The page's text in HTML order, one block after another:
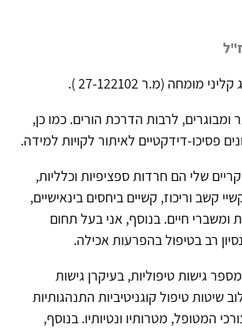
מומחה (מ.ר 27-122102 ).
ומבוגרים, לרבות הדרכת הורים. כמו כן,
פסיכו-דידקטיים לאיתור לקויות למידה.
שלי הם חרדות ספציפיות וכלליות,
קשב וריכוז, קשיים ביחסים בינאישיים,
ומשברי חיים. בנוסף, אני בעל תחום
רב בטיפול בהפרעות אכילה.
גישות טיפוליות, בעיקרן גישות
שיטות טיפול קוגניטיביות התנהגותיות
המטופל, מטרותיו ונטיותיו. בנוסף,